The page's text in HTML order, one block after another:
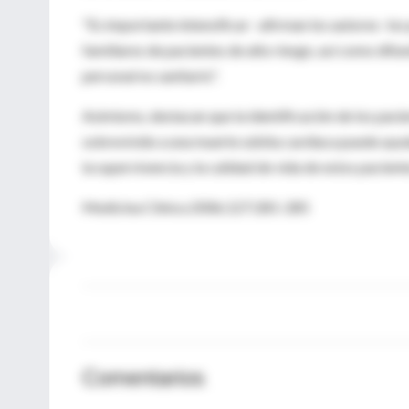
"Es importante intensificar –afirman los autores-
familiares de pacientes de alto riesgo, así como
personal no sanitario".
Asimismo, destacan que la identificación de los
sobrevivido a una muerte súbita cardíaca puede
la supervivencia y la calidad de vida de estos
Medicina Clínica 2006;127:281-285
Comentarios